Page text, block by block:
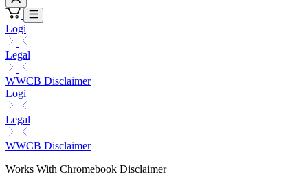
Logi
Legal
WWCB Disclaimer
Logi
Legal
WWCB Disclaimer
Works With Chromebook Disclaimer